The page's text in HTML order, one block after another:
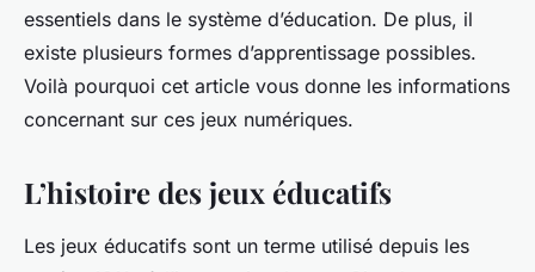
essentiels dans le système d’éducation. De plus, il
existe plusieurs formes d’apprentissage possibles.
Voilà pourquoi cet article vous donne les informations
concernant sur ces jeux numériques.
L’histoire des jeux éducatifs
Les jeux éducatifs sont un terme utilisé depuis les